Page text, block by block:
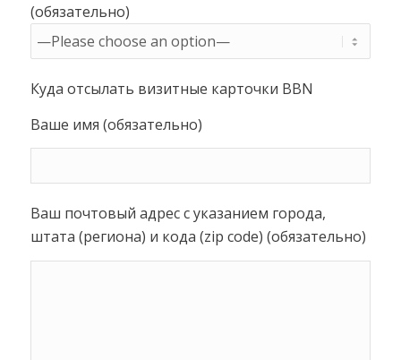
(обязательно)
Куда отсылать визитные карточки BBN
Ваше имя (обязательно)
Ваш почтовый адрес с указанием города,
штата (региона) и кода (zip code) (обязательно)